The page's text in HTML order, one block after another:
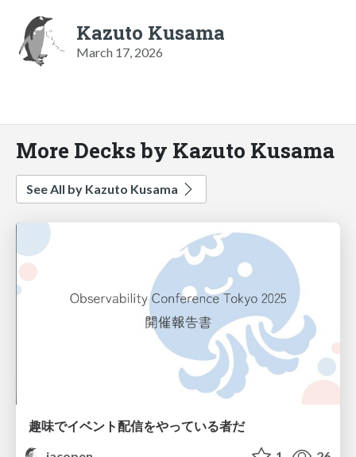
Kazuto Kusama
March 17, 2026
More Decks by Kazuto Kusama
See All by Kazuto Kusama
趣味でイベント配信をやっている者だ